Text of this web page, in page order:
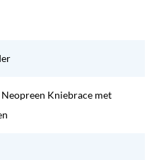
Neopreen Kniebrace met